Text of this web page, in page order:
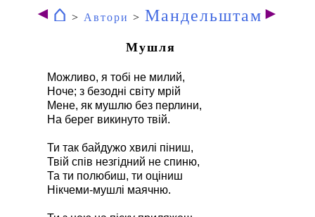
◄ ⌂ > Автори > Мандельштам ►
Мушля
Можливо, я тобі не милий,
Ноче; з безодні світу мрій
Мене, як мушлю без перлини,
На берег викинуто твій.
Ти так байдужо хвилі піниш,
Твій спів незгідний не спиню,
Та ти полюбиш, ти оціниш
Нікчеми-мушлі маячню.